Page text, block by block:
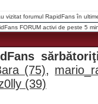
vizitat forumul RapidFans în
FORUM activi de peste 5
(75),
(39)